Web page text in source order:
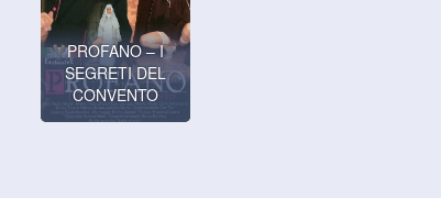
PROFANO – I
SEGRETI DEL
CONVENTO